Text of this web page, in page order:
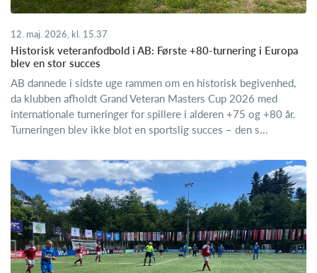
12. maj. 2026, kl. 15.37
Historisk veteranfodbold i AB: Første +80-turnering i Europa
blev en stor succes
AB dannede i sidste uge rammen om en historisk begivenhed,
da klubben afholdt Grand Veteran Masters Cup 2026 med
internationale turneringer for spillere i alderen +75 og +80 år.
Turneringen blev ikke blot en sportslig succes – den s...